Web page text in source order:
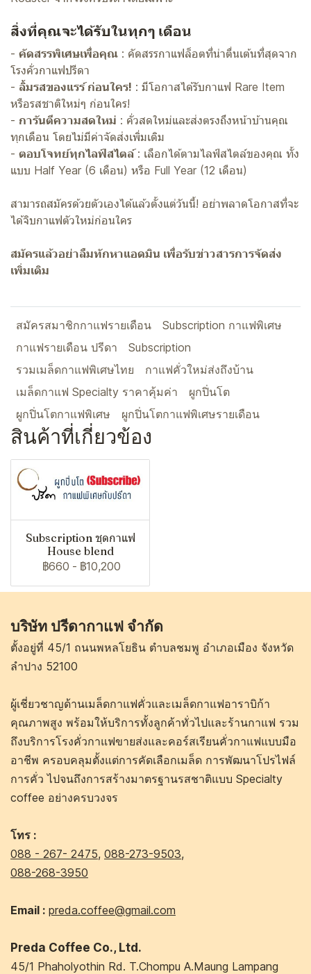
สิ่งที่คุณจะได้รับในทุกๆ เดือน
- คัดสรรพิเศษเพื่อคุณ : คัดสรรกาแฟล็อตที่น่าตื่นเต้นที่สุดจาก
โรงคั่วกาแฟปรีดา
- ลิ้มรสของแรร์ ก่อนใคร! : มีโอกาสได้รับกาแฟ Rare Item
หรือรสชาติใหม่ๆ ก่อนใคร!
- การันตีความสดใหม่ : คั่วสดใหม่และส่งตรงถึงหน้าบ้านคุณ
ทุกเดือน โดยไม่มีค่าจัดส่งเพิ่มเติม
- ตอบโจทย์ทุกไลฟ์สไตล์: เลือกได้ตามไลฟ์สไตล์ของคุณ ทั้ง
แบบ Half Year (6 เดือน) หรือ Full Year (12 เดือน)
สามารถสมัครด้วยตัวเองได้แล้วตั้งแต่วันนี้! อย่าพลาดโอกาสที่จะ
ได้จิบกาแฟตัวใหม่ก่อนใคร
สมัครแล้วอย่าลืมทักหาแอดมิน เพื่อรับข่าวสารการจัดส่ง
เพิ่มเติม
สมัครสมาชิกกาแฟรายเดือน
Subscription กาแฟพิเศษ
กาแฟรายเดือน ปรีดา
Subscription
รวมเมล็ดกาแฟพิเศษไทย
กาแฟคั่วใหม่ส่งถึงบ้าน
เมล็ดกาแฟ Specialty ราคาคุ้มค่า
ผูกปิ่นโต
ผูกปิ่นโตกาแฟพิเศษ
ผูกปิ่นโตกาแฟพิเศษรายเดือน
สินค้าที่เกี่ยวข้อง
Subscription ชุดกาแฟ
House blend
฿660 - ฿10,200
บริษัท ปรีดากาแฟ จำกัด
ตั้งอยู่ที่ 45/1 ถนนพหลโยธิน ตำบลชมพู อำเภอเมือง จังหวัด
ลำปาง 52100
ผู้เชี่ยวชาญด้านเมล็ดกาแฟคั่วและเมล็ดกาแฟอาราบิก้า
คุณภาพสูง พร้อมให้บริการทั้งลูกค้าทั่วไปและร้านกาแฟ รวม
ถึงบริการโรงคั่วกาแฟขายส่งและคอร์สเรียนคั่วกาแฟแบบมือ
อาชีพ ครอบคลุมตั้งแต่การคัดเลือกเมล็ด การพัฒนาโปรไฟล์
การคั่ว ไปจนถึงการสร้างมาตรฐานรสชาติแบบ Specialty
coffee อย่างครบวงจร
โทร :
088 - 267- 2475, 088-273-9503,
088-268-3950
Email : preda.coffee@gmail.com
Preda Coffee Co., Ltd.
45/1 Phaholyothin Rd. T.Chompu A.Maung Lampang